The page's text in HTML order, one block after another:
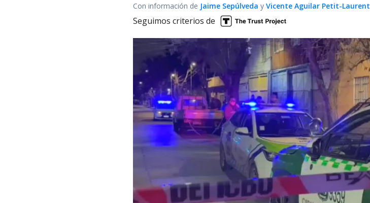
Con información de Jaime Sepúlveda y Vicente Aguilar Petit-Laurent
Seguimos criterios de